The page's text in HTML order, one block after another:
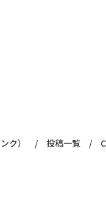
ク） / 投稿一覧 /